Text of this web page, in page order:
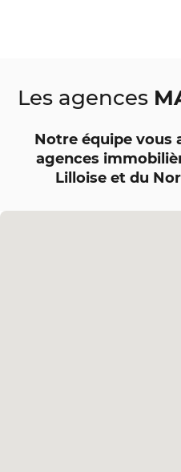
Les agences
Notre équipe vous
agences
Lilloise et du